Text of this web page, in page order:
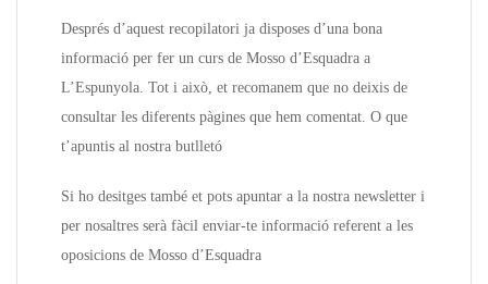
Després d’aquest recopilatori ja disposes d’una bona
informació per fer un curs de Mosso d’Esquadra a
L’Espunyola. Tot i això, et recomanem que no deixis de
consultar les diferents pàgines que hem comentat. O que
t’apuntis al nostra butlletó
Si ho desitges també et pots apuntar a la nostra newsletter i
per nosaltres serà fàcil enviar-te informació referent a les
oposicions de Mosso d’Esquadra